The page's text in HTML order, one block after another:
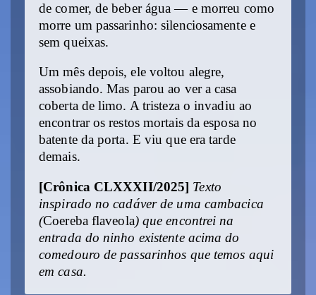
de comer, de beber água — e morreu como
morre um passarinho: silenciosamente e
sem queixas.
Um mês depois, ele voltou alegre,
assobiando. Mas parou ao ver a casa
coberta de limo. A tristeza o invadiu ao
encontrar os restos mortais da esposa no
batente da porta. E viu que era tarde
demais.
[Crônica CLXXXII/2025] Texto
inspirado no cadáver de uma cambacica
(Coereba flaveola) que encontrei na
entrada do ninho existente acima do
comedouro de passarinhos que temos aqui
em casa.